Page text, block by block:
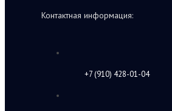
Контактная информация:
+7 (910) 428-01-04